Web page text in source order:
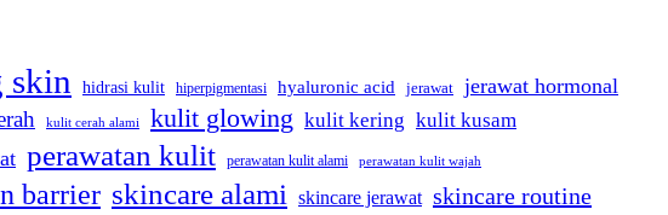
skin hidrasi kulit hiperpigmentasi hyaluronic acid jerawat jerawat hormonal
kulit cerah alami kulit glowing kulit kering kulit kusam
perawatan kulit perawatan kulit alami perawatan kulit wajah
barrier skincare alami skincare jerawat skincare routine